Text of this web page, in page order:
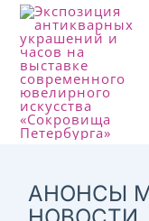
Skip
content
АНОНСЫ